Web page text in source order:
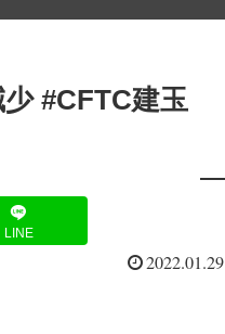
#CFTC建玉
LINE
2022.01.29